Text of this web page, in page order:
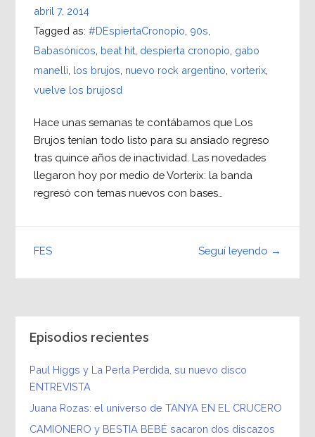
abril 7, 2014
Tagged as: #DEspiertaCronopio 90s
Babasónicos beat hit, despierta cronopio gabo
manelli los brujos nuevo rock argentino vorterix,
vuelve los brujosd
Hace unas semanas te contábamos que Los
Brujos tenían todo listo para su ansiado regreso
tras quince años de inactividad. Las novedades
llegaron hoy por medio de Vorterix: la banda
regresó con temas nuevos con bases…
Seguí leyendo →
FES
Episodios recientes
Paul Higgs y La Perla Perdida, su nuevo disco
ENTREVISTA
Juana Rozas: el universo de TANYA EN EL CRUCERO
CAMIONERO y BESTIA BEBÉ sacaron dos discazos